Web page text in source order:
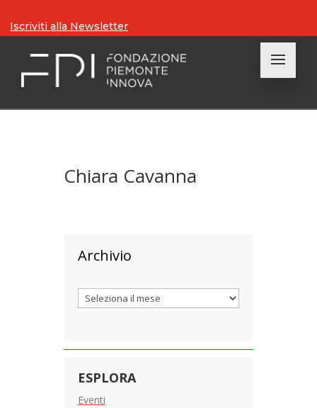
Iscriviti alla Newsletter
Chiara Cavanna
Archivio
Archivi
ESPLORA
Eventi